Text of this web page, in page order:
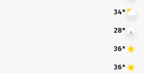
34°
28°
36°
36°